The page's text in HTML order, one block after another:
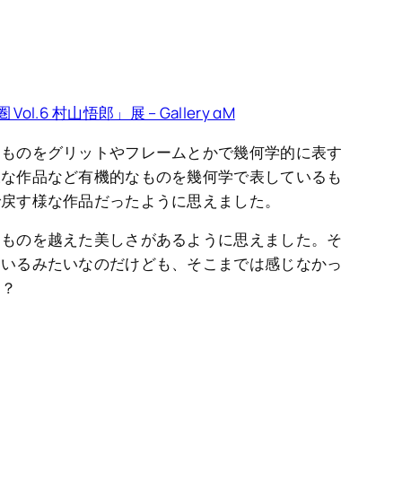
Vol.6 村山悟郎」展 – Gallery αM
のをグリットやフレームとかで幾何学的に表す
作品など有機的なものを幾何学で表しているも
す様な作品だったように思えました。
のを越えた美しさがあるように思えました。そ
るみたいなのだけども、そこまでは感じなかっ